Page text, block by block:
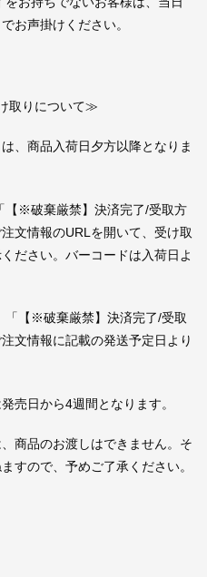
お声掛けください。
取りについて≫
、商品入荷日夕方以降となりま
【※破棄厳禁】決済完了/受取方
文情報のURLを開いて、受け取
ださい。バーコードは入荷日よ
【※破棄厳禁】決済完了/受取
文情報に記載の発送予定日より
売日から4週間となります。
商品のお渡しはできません。そ
すので、予めご了承ください。